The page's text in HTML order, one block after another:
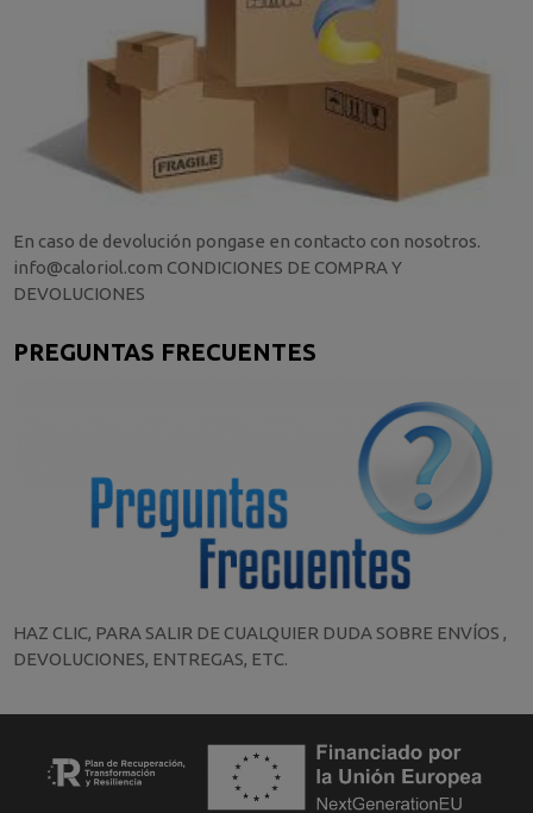
En caso de devolución pongase en contacto con nosotros.
info@caloriol.com CONDICIONES DE COMPRA Y
DEVOLUCIONES
PREGUNTAS FRECUENTES
HAZ CLIC, PARA SALIR DE CUALQUIER DUDA SOBRE ENVÍOS ,
DEVOLUCIONES, ENTREGAS, ETC.